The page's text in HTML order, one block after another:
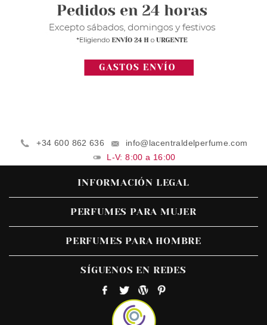
+34 600 862 636
info@lacentraldelperfume.com
L-V: 8:00 a 16:00
INFORMACIÓN LEGAL
PERFUMES PARA MUJER
PERFUMES PARA HOMBRE
SÍGUENOS EN REDES